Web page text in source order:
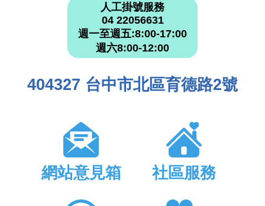
人工掛號服務
04 22056631
週一至週五:8:00-17:00
週六8:00-12:00
404327 台中市北區育德路2號
網站意見箱 社區服務